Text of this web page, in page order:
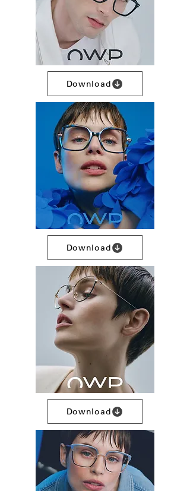
Download
Download
Download